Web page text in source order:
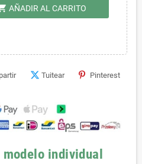
AÑADIR AL CARRITO
Tuitear Pinterest
individual